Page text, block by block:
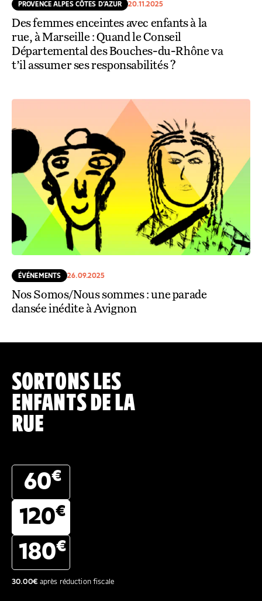
PROVENCE ALPES CÔTES D’AZUR 20.11.2025
Des femmes enceintes avec enfants à la
rue, à Marseille : Quand le Conseil
Départemental des Bouches-du-Rhône va
t’il assumer ses responsabilités ?
ÉVÉNEMENTS 26.09.2025
Nos Somos/Nous sommes : une parade
dansée inédite à Avignon
SORTONS LES
ENFANTS DE LA
RUE
60€
120€
180€
30.00€après réduction fiscale